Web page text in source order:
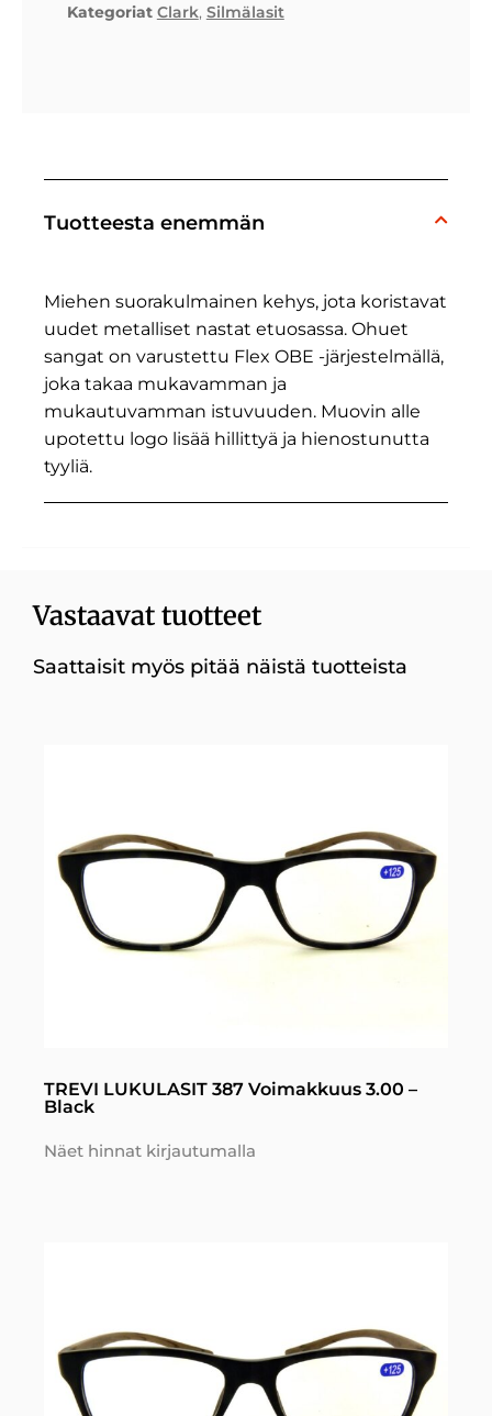
Kategoriat Clark, Silmälasit
Tuotteesta enemmän
Miehen suorakulmainen kehys, jota koristavat
uudet metalliset nastat etuosassa. Ohuet
sangat on varustettu Flex OBE -järjestelmällä,
joka takaa mukavamman ja
mukautuvamman istuvuuden. Muovin alle
upotettu logo lisää hillittyä ja hienostunutta
tyyliä.
Vastaavat tuotteet
Saattaisit myös pitää näistä tuotteista
TREVI LUKULASIT 387 Voimakkuus 3.00 –
Black
Näet hinnat kirjautumalla